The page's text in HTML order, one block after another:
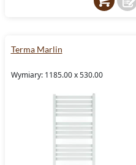
Terma Marlin
Wymiary: 1185.00 x 530.00